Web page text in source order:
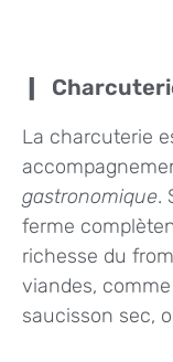
La charcuterie
gastronomique.
ferme
richesse du
viandes,
saucisson sec,